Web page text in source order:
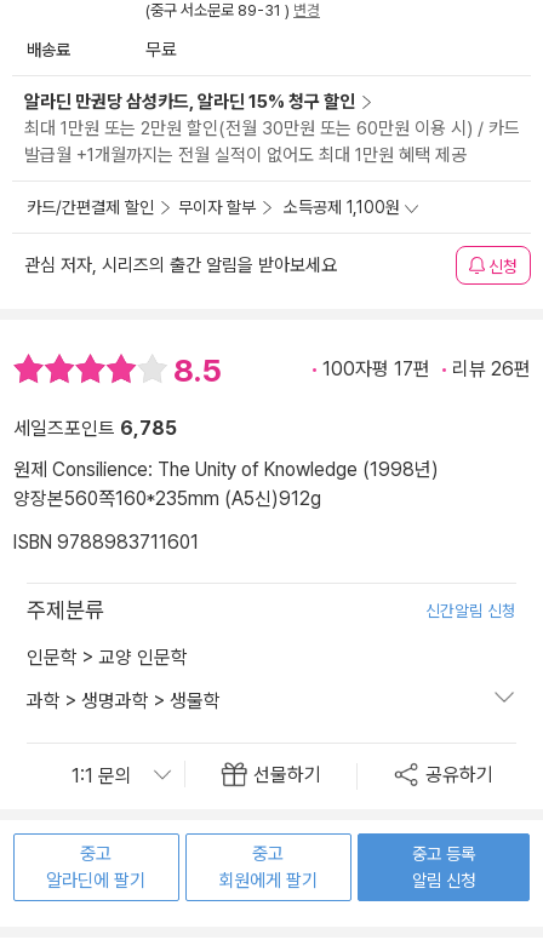
(중구 서소문로 89-31 ) 변경
배송료 무료
알라딘 만권당 삼성카드, 알라딘 15% 청구 할인
최대 1만원 또는 2만원 할인(전월 30만원 또는 60만원 이용 시) / 카드
발급월 +1개월까지는 전월 실적이 없어도 최대 1만원 혜택 제공
카드/간편결제 할인 무이자 할부 소득공제 1,100원
관심 저자, 시리즈의 출간 알림을 받아보세요 신청
8.5 100자평 17편 리뷰 26편
세일즈포인트 6,785
원제 Consilience: The Unity of Knowledge (1998년)
양장본560쪽160*235mm (A5신)912g
ISBN 9788983711601
주제분류 신간알림 신청
인문학 > 교양 인문학
과학 > 생명과학 > 생물학
선물하기 공유하기
중고
알라딘에 팔기
중고
회원에게 팔기
중고 등록
알림 신청